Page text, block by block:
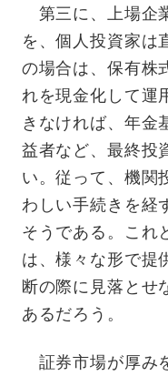
第三に、上場企
を、個人投資家は
の場合は、保有株
れを現金化して運
きなければ、年金
益者など、最終投
い。従って、機関
わしい手続きを経
そうである。これ
は、様々な形で提
断の際に見落とせ
あるだろう。
証券市場が厚み